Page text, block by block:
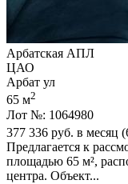
Арбатская АПЛ
ЦАО
Арбат ул
65 м2
Лот №: 1064980
377 336 руб. в месяц
Предлагается к
площадью 65 м²,­
центра. Объект...